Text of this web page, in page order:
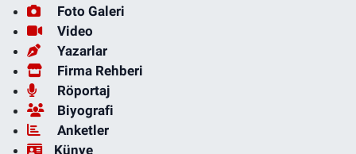
Foto Galeri
Video
Yazarlar
Firma Rehberi
Röportaj
Biyografi
Anketler
Künye